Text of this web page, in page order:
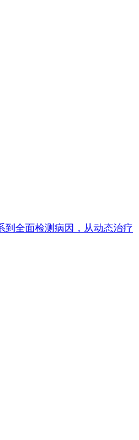
到全面检测病因，从动态治疗